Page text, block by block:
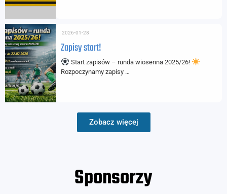
Zapisy start!
2026-01-28
Start zapisów – runda wiosenna 2025/26!
Rozpoczynamy zapisy …
Zobacz więcej
Sponsorzy